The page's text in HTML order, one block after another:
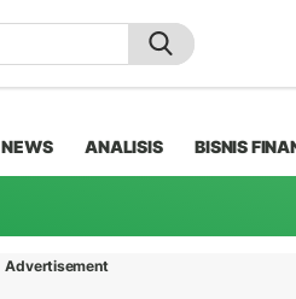
NEWS ANALISIS BISNIS
Advertisement